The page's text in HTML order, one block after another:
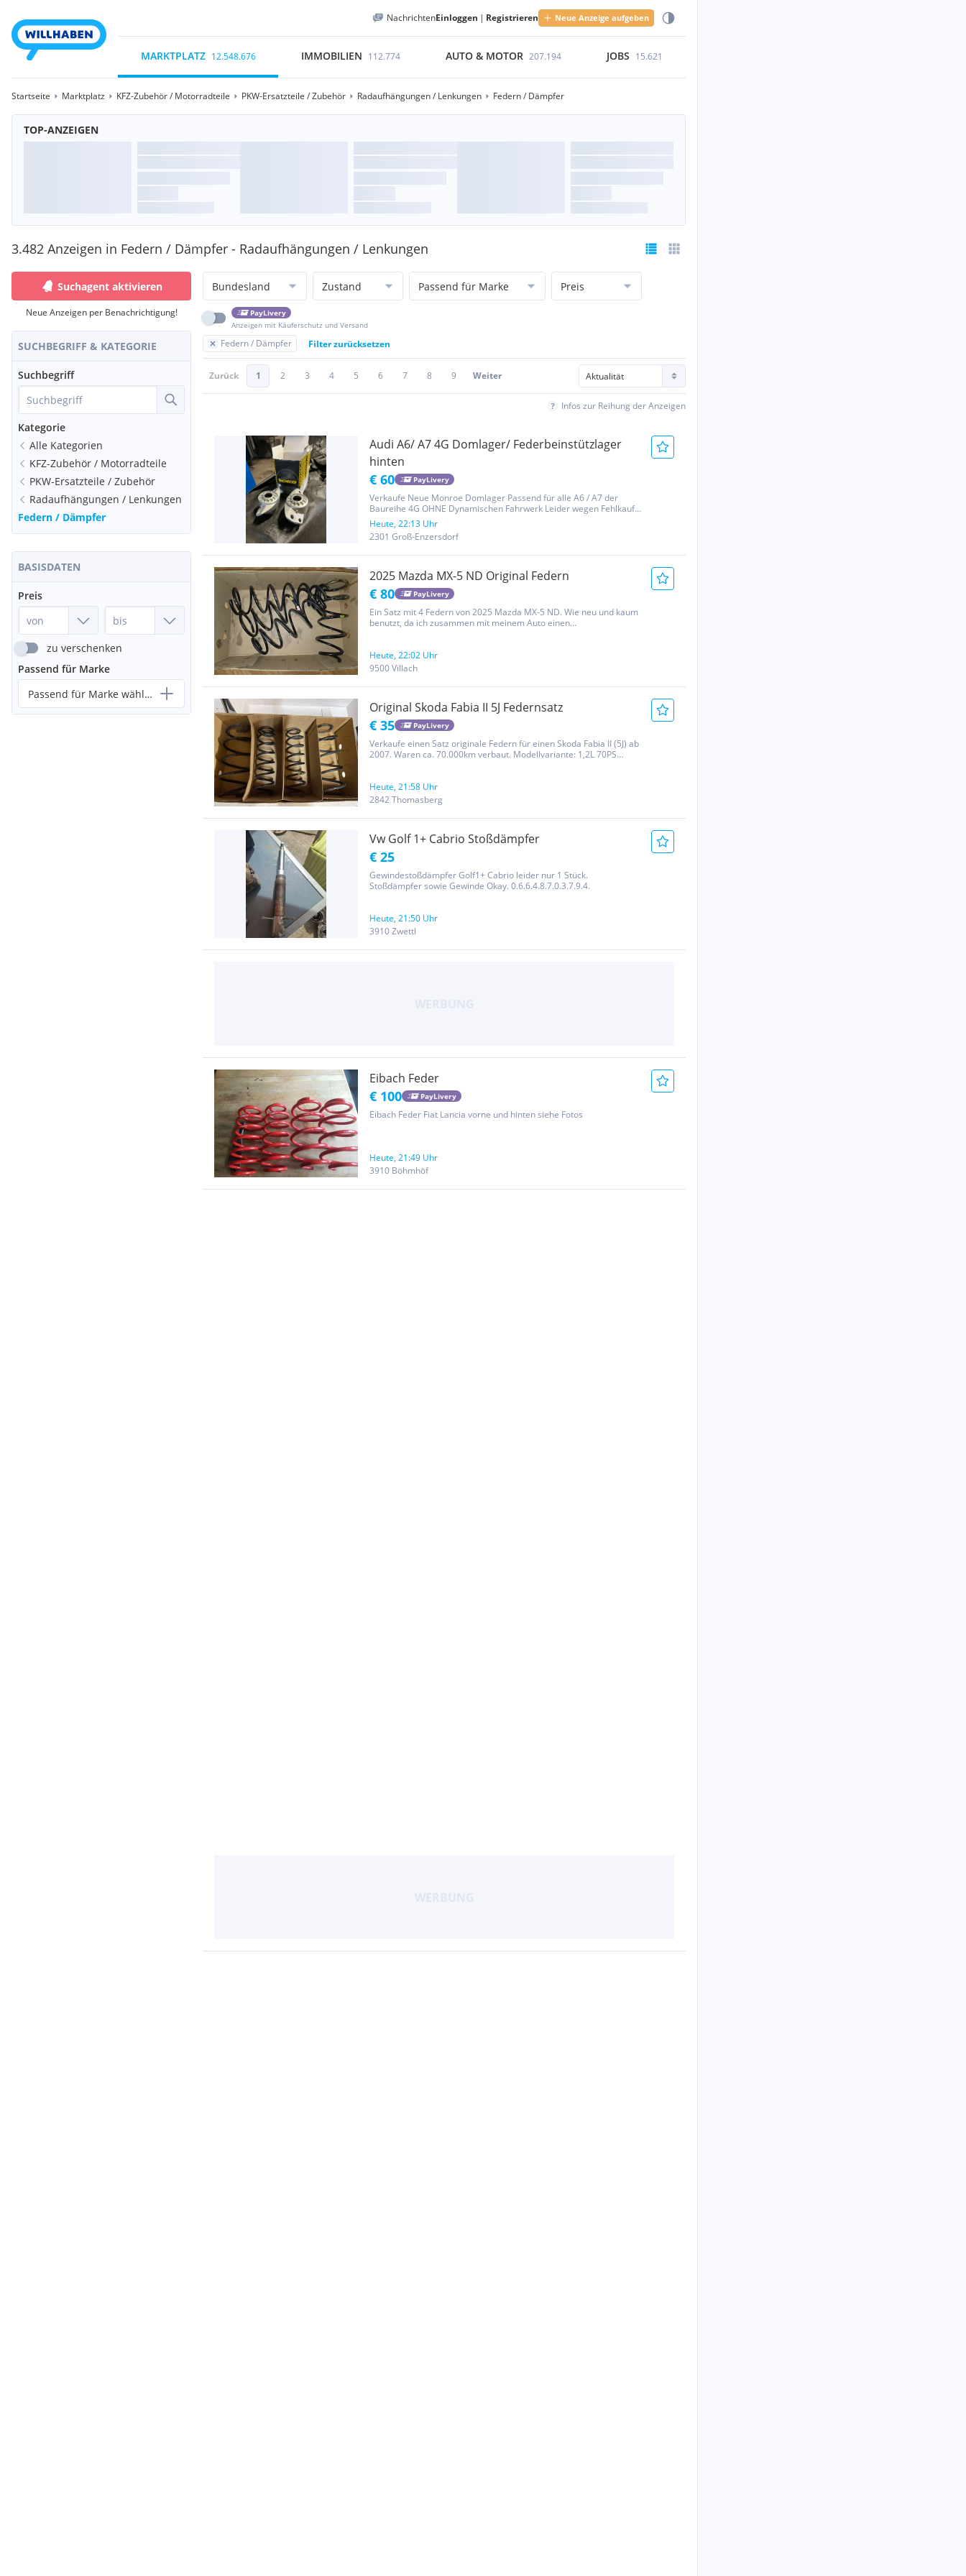
NachrichtenEinloggen | Registrieren Neue Anzeige aufgeben
MARKTPLATZ 12.548.676 IMMOBILIEN 112.774 AUTO & MOTOR 207.194 JOBS 15.621
Startseite Marktplatz KFZ-Zubehör / Motorradteile PKW-Ersatzteile / Zubehör Radaufhängungen / Lenkungen Federn / Dämpfer
TOP-ANZEIGEN
3.482 Anzeigen in Federn / Dämpfer - Radaufhängungen / Lenkungen
Suchagent aktivieren
Neue Anzeigen per Benachrichtigung!
SUCHBEGRIFF & KATEGORIE
Suchbegriff
Kategorie
Alle Kategorien
KFZ-Zubehör / Motorradteile
PKW-Ersatzteile / Zubehör
Radaufhängungen / Lenkungen
Federn / Dämpfer
BASISDATEN
Preis
zu verschenken
Passend für Marke
Passend für Marke wählen...
Bundesland Zustand Passend für Marke Preis
PayLivery
Anzeigen mit Käuferschutz und Versand
Federn / Dämpfer Filter zurücksetzen
Zurück 1 2 3 4 5 6 7 8 9 Weiter
Infos zur Reihung der Anzeigen
Audi A6/ A7 4G Domlager/ Federbeinstützlager
hinten
€ 60 PayLivery
Verkaufe Neue Monroe Domlager Passend für alle A6 / A7 der
Baureihe 4G OHNE Dynamischen Fahrwerk Leider wegen Fehlkauf
abzugeben!
Heute, 22:13 Uhr
2301 Groß-Enzersdorf
2025 Mazda MX-5 ND Original Federn
€ 80 PayLivery
Ein Satz mit 4 Federn von 2025 Mazda MX-5 ND. Wie neu und kaum
benutzt, da ich zusammen mit meinem Auto einen
Heute, 22:02 Uhr
9500 Villach
Original Skoda Fabia II 5J Federnsatz
€ 35 PayLivery
Verkaufe einen Satz originale Federn für einen Skoda Fabia II (5J) ab
2007. Waren ca. 70.000km verbaut. Modellvariante: 1,2L 70PS
Heute, 21:58 Uhr
2842 Thomasberg
Vw Golf 1+ Cabrio Stoßdämpfer
€ 25
Gewindestoßdämpfer Golf1+ Cabrio leider nur 1 Stück.
Stoßdämpfer sowie Gewinde Okay. 0.6.6.4.8.7.0.3.7.9.4.
Heute, 21:50 Uhr
3910 Zwettl
Eibach Feder
€ 100 PayLivery
Eibach Feder Fiat Lancia vorne und hinten siehe Fotos
Heute, 21:49 Uhr
3910 Böhmhöf